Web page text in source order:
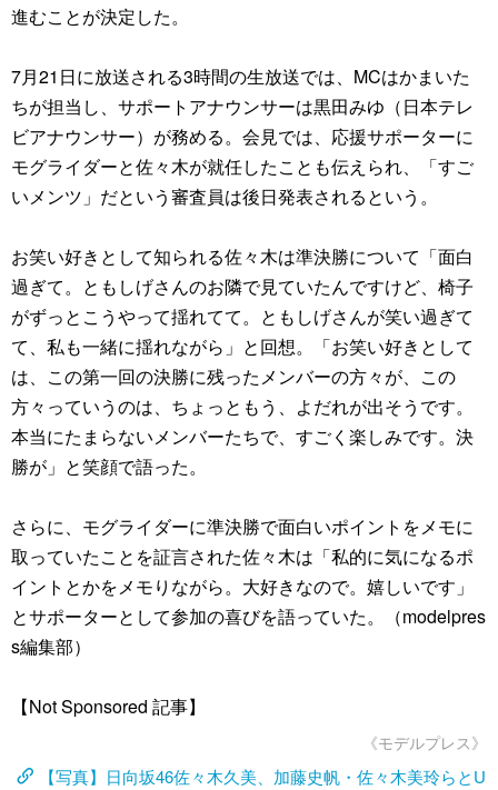
進むことが決定した。
7月21日に放送される3時間の生放送では、MCはかまいた
ちが担当し、サポートアナウンサーは黒田みゆ（日本テレ
ビアナウンサー）が務める。会見では、応援サポーターに
モグライダーと佐々木が就任したことも伝えられ、「すご
いメンツ」だという審査員は後日発表されるという。
お笑い好きとして知られる佐々木は準決勝について「面白
過ぎて。ともしげさんのお隣で見ていたんですけど、椅子
がずっとこうやって揺れてて。ともしげさんが笑い過ぎて
て、私も一緒に揺れながら」と回想。「お笑い好きとして
は、この第一回の決勝に残ったメンバーの方々が、この
方々っていうのは、ちょっともう、よだれが出そうです。
本当にたまらないメンバーたちで、すごく楽しみです。決
勝が」と笑顔で語った。
さらに、モグライダーに準決勝で面白いポイントをメモに
取っていたことを証言された佐々木は「私的に気になるポ
イントとかをメモりながら。大好きなので。嬉しいです」
とサポーターとして参加の喜びを語っていた。（modelpres
s編集部）
【Not Sponsored 記事】
《モデルプレス》
【写真】日向坂46佐々木久美、加藤史帆・佐々木美玲らとU